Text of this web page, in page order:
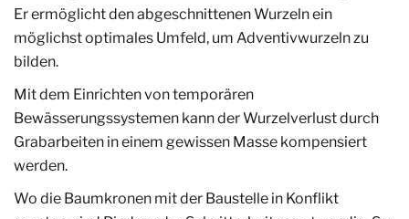
Er ermöglicht den abgeschnittenen Wurzeln ein
möglichst optimales Umfeld, um Adventivwurzeln zu
bilden.
Mit dem Einrichten von temporären
Bewässerungssystemen kann der Wurzelverlust durch
Grabarbeiten in einem gewissen Masse kompensiert
werden.
Wo die Baumkronen mit der Baustelle in Konflikt